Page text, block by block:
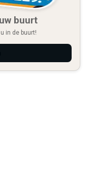
buurt
in de buurt!